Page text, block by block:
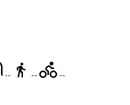
-- -- --